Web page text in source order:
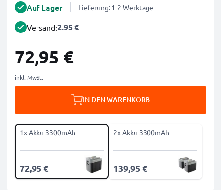
Auf Lager Lieferung: 1-2 Werktage
Versand:2.95 €
72,95 €
inkl. MwSt.
IN DEN WARENKORB
1x Akku 3300mAh
72,95 €
2x Akku 3300mAh
139,95 €